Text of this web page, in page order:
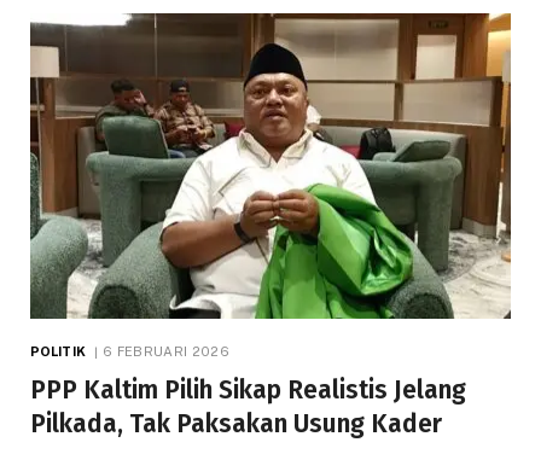
POLITIK 6 FEBRUARI 2026
PPP Kaltim Pilih Sikap Realistis Jelang
Pilkada, Tak Paksakan Usung Kader